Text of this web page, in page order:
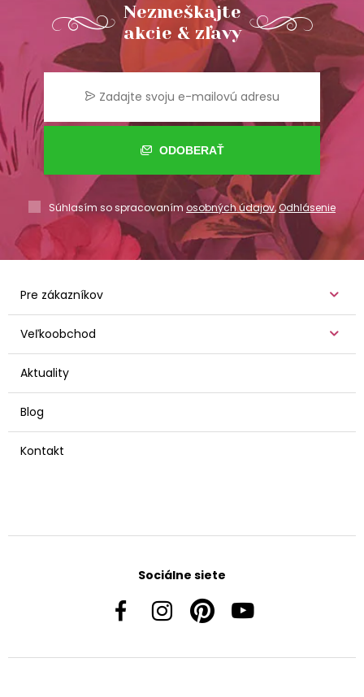
Nezmeškajte
akcie & zľavy
ODOBERAŤ
Súhlasím so spracovaním osobných údajov,Odhlásenie
Pre zákazníkov
Veľkoobchod
Aktuality
Blog
Kontakt
Sociálne siete